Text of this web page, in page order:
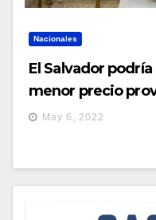
Nacionales
El Salvador
menor precio
May 6, 2022